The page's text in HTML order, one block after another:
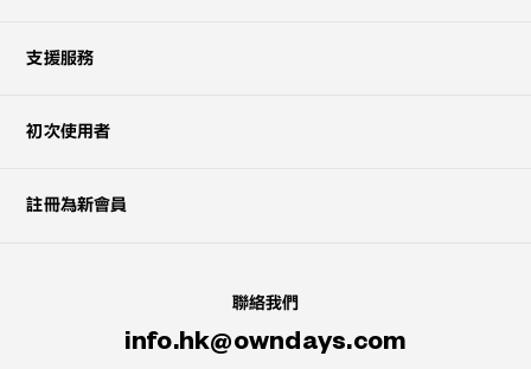
支援服務
初次使用者
註冊為新會員
聯絡我們
info.hk@owndays.com